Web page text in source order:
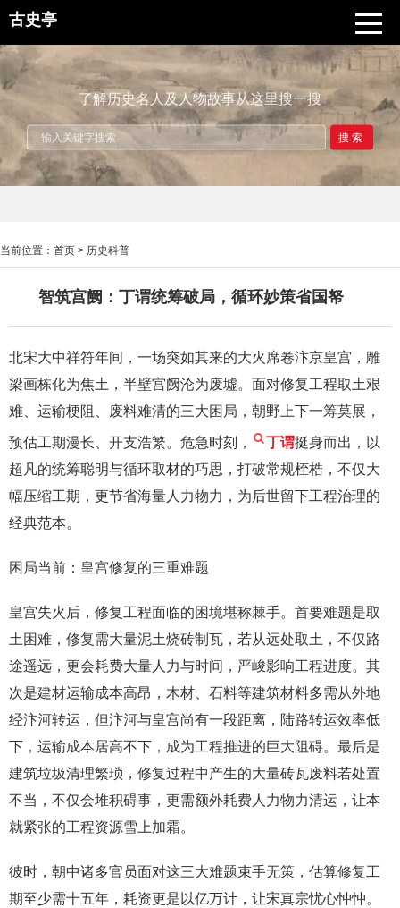
古史亭
了解历史名人及人物故事从这里搜一搜
搜索
当前位置： 首页 > 历史科普
智筑宫阙：丁谓统筹破局，循环妙策省国帑
北宋大中祥符年间，一场突如其来的大火席卷汴京皇宫，雕
梁画栋化为焦土，半壁宫阙沦为废墟。面对修复工程取土艰
难、运输梗阻、废料难清的三大困局，朝野上下一筹莫展，
预估工期漫长、开支浩繁。危急时刻， 丁谓挺身而出，以
超凡的统筹聪明与循环取材的巧思，打破常规桎梏，不仅大
幅压缩工期，更节省海量人力物力，为后世留下工程治理的
经典范本。
困局当前：皇宫修复的三重难题
皇宫失火后，修复工程面临的困境堪称棘手。首要难题是取
土困难，修复需大量泥土烧砖制瓦，若从远处取土，不仅路
途遥远，更会耗费大量人力与时间，严峻影响工程进度。其
次是建材运输成本高昂，木材、石料等建筑材料多需从外地
经汴河转运，但汴河与皇宫尚有一段距离，陆路转运效率低
下，运输成本居高不下，成为工程推进的巨大阻碍。最后是
建筑垃圾清理繁琐，修复过程中产生的大量砖瓦废料若处置
不当，不仅会堆积碍事，更需额外耗费人力物力清运，让本
就紧张的工程资源雪上加霜。
彼时，朝中诸多官员面对这三大难题束手无策，估算修复工
期至少需十五年，耗资更是以亿万计，让宋真宗忧心忡忡。